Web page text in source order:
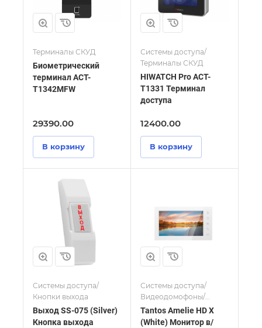
Терминалы СКУД
Биометрический
терминал ACT-
T1342MFW
29390.00
В корзину
Системы доступа/
Терминалы СКУД
HIWATCH Pro ACT-
T1331 Терминал
доступа
12400.00
В корзину
Системы доступа/
Кнопки выхода
Выход SS-075 (Silver)
Кнопка выхода
Системы доступа/
Видеодомофоны/
Мониторы и
видеодомофоны
Tantos Amelie HD X
(White) Монитор в/